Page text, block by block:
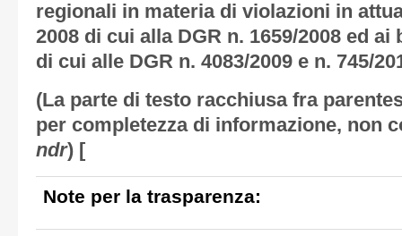
regionali in materia di violazioni in
2008 di cui alla DGR n. 1659/2008 ed
di cui alle DGR n. 4083/2009 e n. 745/
(La parte di testo racchiusa fra
per completezza di informazione, non
ndr) [
Note per la trasparenza: